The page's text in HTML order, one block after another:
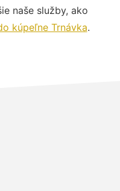
naše služby, ako
kúpeľne Trnávka.